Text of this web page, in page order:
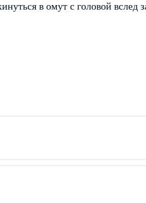
в омут с головой вслед